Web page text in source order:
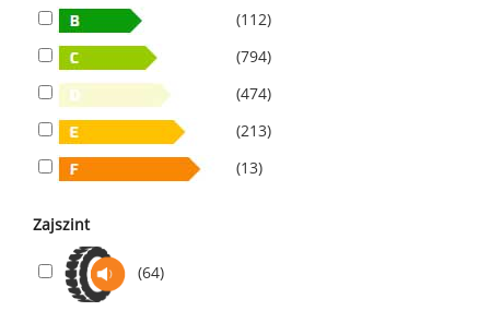
(112)
(794)
(474)
(213)
(13)
Zajszint
(64)